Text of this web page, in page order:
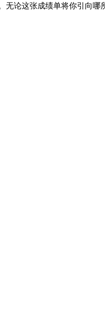
论这张成绩单将你引向哪